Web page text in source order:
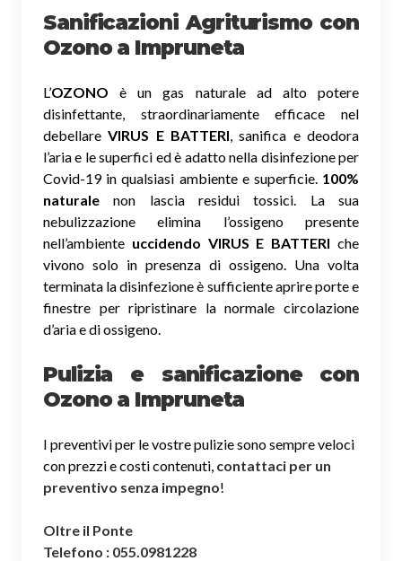
Sanificazioni Agriturismo con
Ozonoa Impruneta
L’OZONO è un gas naturale ad alto potere
disinfettante, straordinariamente efficace nel
debellareVIRUS E BATTERI, sanifica e deodora
l’aria e le superfici ed è adatto nella disinfezione per
Covid-19 in qualsiasi ambiente e superficie. 100%
naturale non lascia residui tossici. La sua
nebulizzazione elimina l’ossigeno presente
nell’ambiente uccidendo VIRUS E BATTERI che
vivono solo in presenza di ossigeno. Una volta
terminata la disinfezione è sufficiente aprire porte e
finestre per ripristinare la normale circolazione
d’aria e di ossigeno.
Pulizia e sanificazione con
Ozono a Impruneta
I preventivi per le vostre pulizie sono sempre veloci
con prezzi e costi contenuti, contattaci per un
preventivo senza impegno!
Oltre il Ponte
Telefono : 055.0981228